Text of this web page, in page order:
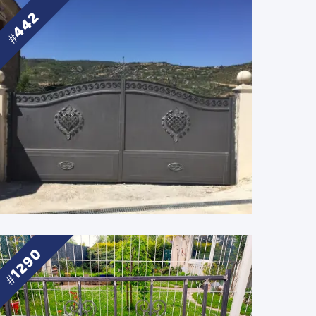
442
1290